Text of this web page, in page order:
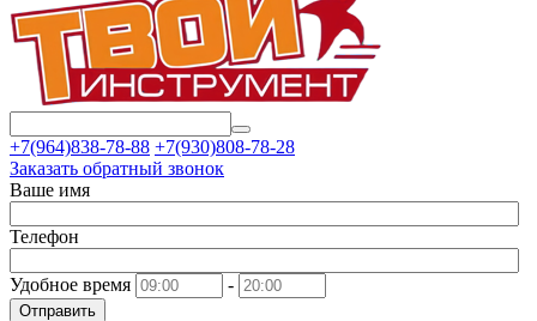
+7(964)838-78-88 +7(930)808-78-28
Заказать обратный звонок
Ваше имя
Телефон
Удобное время -
Отправить